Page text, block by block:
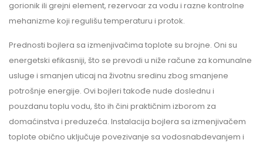
gorionik ili grejni element, rezervoar za vodu i razne kontrolne
mehanizme koji regulišu temperaturu i protok.
Prednosti bojlera sa izmenjivačima toplote su brojne. Oni su
energetski efikasniji, što se prevodi u niže račune za komunalne
usluge i smanjen uticaj na životnu sredinu zbog smanjene
potrošnje energije. Ovi bojleri takođe nude doslednu i
pouzdanu toplu vodu, što ih čini praktičnim izborom za
domaćinstva i preduzeća. Instalacija bojlera sa izmenjivačem
toplote obično uključuje povezivanje sa vodosnabdevanjem i